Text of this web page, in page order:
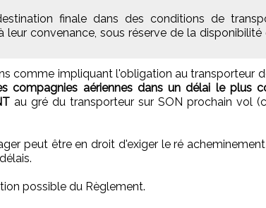
finale dans des conditions de
leur convenance, sous réserve de la disponibilité
comme impliquant l'obligation au transporteur
compagnies aériennes dans un délai le plus
au gré du transporteur sur SON prochain vol
peut être en droit d'exiger le ré
possible du Règlement.